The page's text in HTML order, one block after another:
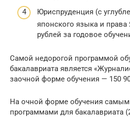
Юриспруденция (с
японского языка и
рублей за годовое
Самой недорогой программой
бакалавриата является
заочной форме обучения — 150
На очной форме обучения
программами для бакалавриата